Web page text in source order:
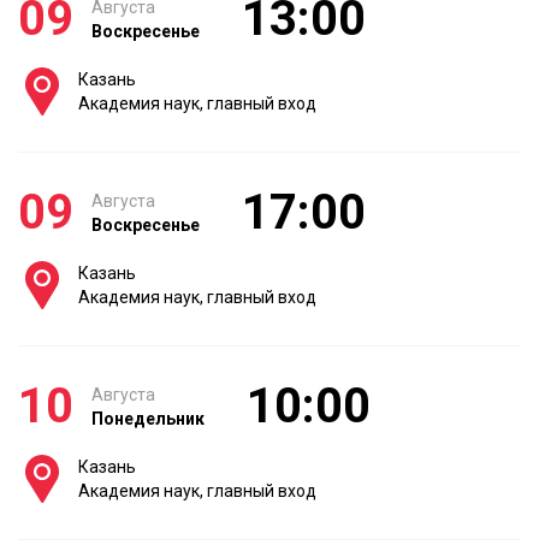
09
Августа
Воскресенье
13:00
Казань
Академия наук, главный вход
09
Августа
Воскресенье
17:00
Казань
Академия наук, главный вход
10
Августа
Понедельник
10:00
Казань
Академия наук, главный вход